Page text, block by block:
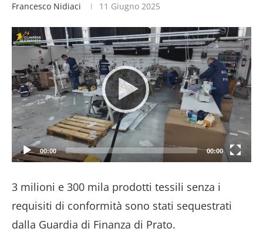
Francesco Nidiaci 11 Giugno 2025
Video
Player
00:00 00:00
3 milioni e 300 mila prodotti tessili senza i
requisiti di conformità sono stati sequestrati
dalla Guardia di Finanza di Prato.